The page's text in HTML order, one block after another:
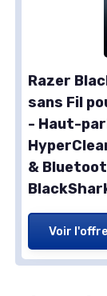
Razer
sans Fil
- Haut-
&
Voir l'offre